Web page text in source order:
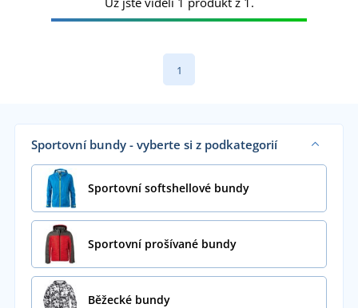
1
Sportovní bundy - vyberte si z podkategorií
Sportovní softshellové bundy
Sportovní prošívané bundy
Běžecké bundy